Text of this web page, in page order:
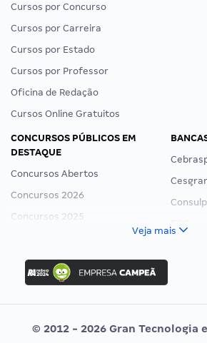
Cursos por Concurso
Cursos por Carreira
Cursos por Estado
Cursos por Professor
Oficina de Redação
Cursos Online Gratuitos
CONCURSOS PÚBLICOS EM
DESTAQUE
Concursos Abertos
Concursos 2026
Concursos 2025
Concurso Nacional Unificado
Concurso Ibama
Concurso MPU
Editais publicados
Vunesp
Veja mais
© 2012 - 2026 Gran Tecnologia